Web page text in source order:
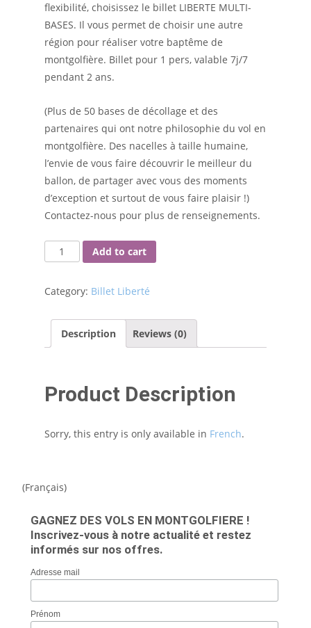
flexibilité, choisissez le billet LIBERTE MULTI-
BASES. Il vous permet de choisir une autre
région pour réaliser votre baptême de
montgolfière. Billet pour 1 pers, valable 7j/7
pendant 2 ans.
(Plus de 50 bases de décollage et des
partenaires qui ont notre philosophie du vol en
montgolfière. Des nacelles à taille humaine,
l’envie de vous faire découvrir le meilleur du
ballon, de partager avec vous des moments
d’exception et surtout de vous faire plaisir !)
Contactez-nous pour plus de renseignements.
Add to cart
Category: Billet Liberté
Description Reviews (0)
Product Description
Sorry, this entry is only available in French.
(Français)
GAGNEZ DES VOLS EN MONTGOLFIERE !
Inscrivez-vous à notre actualité et restez
informés sur nos offres.
Adresse mail
Prénom